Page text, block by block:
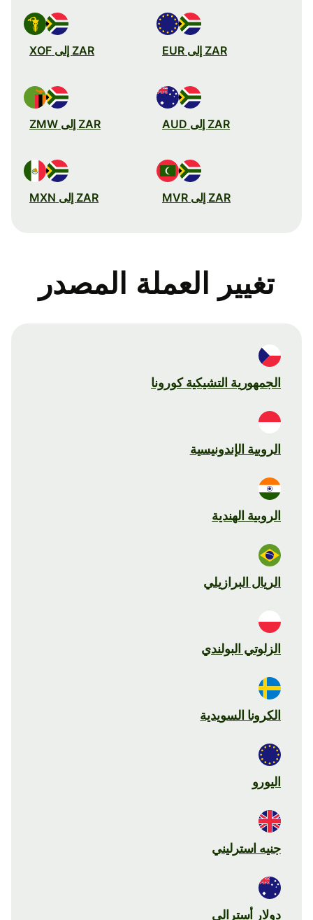
ZAR إلى EUR ZAR إلى XOF
ZAR إلى AUD ZAR إلى ZMW
ZAR إلى MVR ZAR إلى MXN
تغيير العملة المصدر
الجمهورية التشيكية كورونا
الروبية الإندونيسية
الروبية الهندية
الريال البرازيلي
الزلوتي البولندي
الكرونا السويدية
اليورو
جنيه استرليني
دولار أسترالي